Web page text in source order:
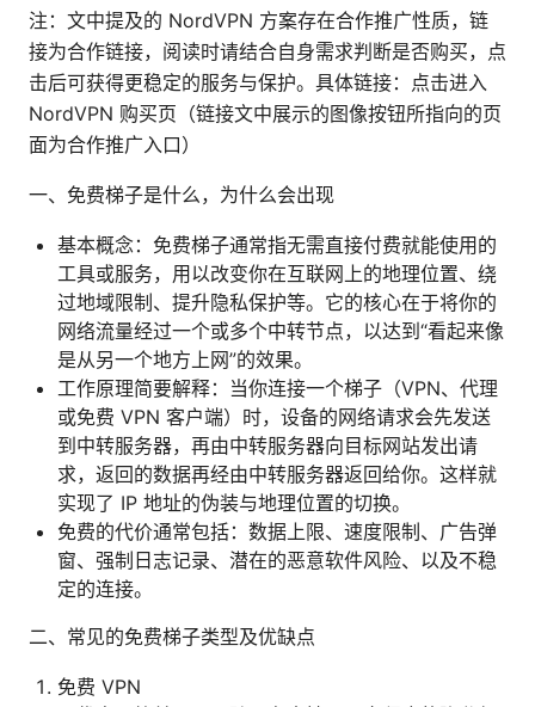
注：文中提及的 NordVPN 方案存在合作推广性质，链
接为合作链接，阅读时请结合自身需求判断是否购买，点
击后可获得更稳定的服务与保护。具体链接：点击进入
NordVPN 购买页（链接文中展示的图像按钮所指向的页
面为合作推广入口）
一、免费梯子是什么，为什么会出现
基本概念：免费梯子通常指无需直接付费就能使用的
工具或服务，用以改变你在互联网上的地理位置、绕
过地域限制、提升隐私保护等。它的核心在于将你的
网络流量经过一个或多个中转节点，以达到“看起来像
是从另一个地方上网”的效果。
工作原理简要解释：当你连接一个梯子（VPN、代理
或免费 VPN 客户端）时，设备的网络请求会先发送
到中转服务器，再由中转服务器向目标网站发出请
求，返回的数据再经由中转服务器返回给你。这样就
实现了 IP 地址的伪装与地理位置的切换。
免费的代价通常包括：数据上限、速度限制、广告弹
窗、强制日志记录、潜在的恶意软件风险、以及不稳
定的连接。
二、常见的免费梯子类型及优缺点
免费 VPN